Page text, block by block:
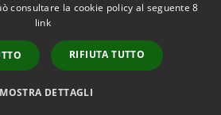
Copyright © 2026 • Comune di
Municipium•
Accesso
redazione
consultare la cookie policy al seguente8
link
RIFIUTA TUTTO
MOSTRA DETTAGLI